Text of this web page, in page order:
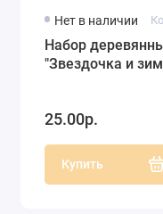
Нет в наличии
Набор
"Звездочка и
25.00р.
Купить